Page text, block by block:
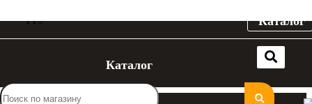
Каталог
Каталог